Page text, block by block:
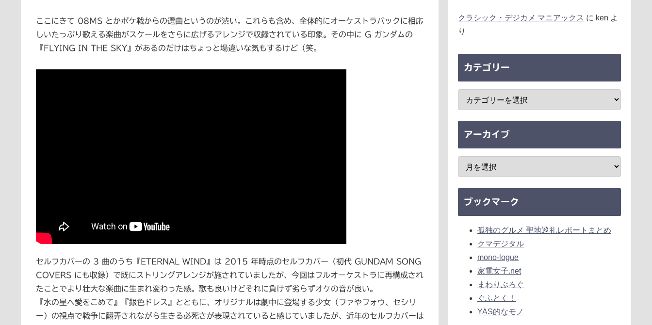
ここにきて 08MS とかポケ戦からの選曲というのが渋い。これらも含め、全体的にオーケストラバックに相応
しいたっぷり歌える楽曲がスケールをさらに広げるアレンジで収録されている印象。その中に G ガンダムの
『FLYING IN THE SKY』があるのだけはちょっと場違いな気もするけど（笑。
セルフカバーの 3 曲のうち『ETERNAL WIND』は 2015 年時点のセルフカバー（初代 GUNDAM SONG
COVERS にも収録）で既にストリングアレンジが施されていましたが、今回はフルオーケストラに再構成され
たことでより壮大な楽曲に生まれ変わった感。歌も良いけどそれに負けず劣らずオケの音が良い。
『水の星へ愛をこめて』『銀色ドレス』とともに、オリジナルは劇中に登場する少女（ファやフォウ、セシリ
ー）の視点で戦争に翻弄されながら生きる必死さが表現されていると感じていましたが、近年のセルフカバーは
クラシック・デジカメ マニアックス に ken よ
り
カテゴリー
アーカイブ
ブックマーク
孤独のグルメ 聖地巡礼レポートまとめ
クマデジタル
mono-logue
家電女子.net
まわりぶろぐ
ぐふとく！
YAS的なモノ